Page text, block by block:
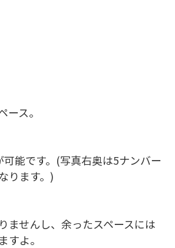
ース。
能です。(写真右奥は5ナンバー
ります。)
ませんし、余ったスペースには
すよ。